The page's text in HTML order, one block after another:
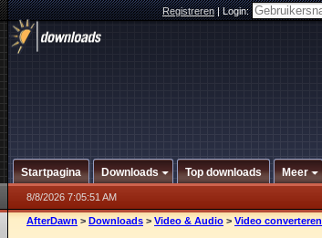
Registreren|Login:
Startpagina Downloads Top downloads Meer
8/8/2026 7:05:51 AM
AfterDawn > Downloads > Video & Audio > Video converteren